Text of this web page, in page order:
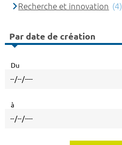
Recherche et innovation (4)
Par date de création
Du
à